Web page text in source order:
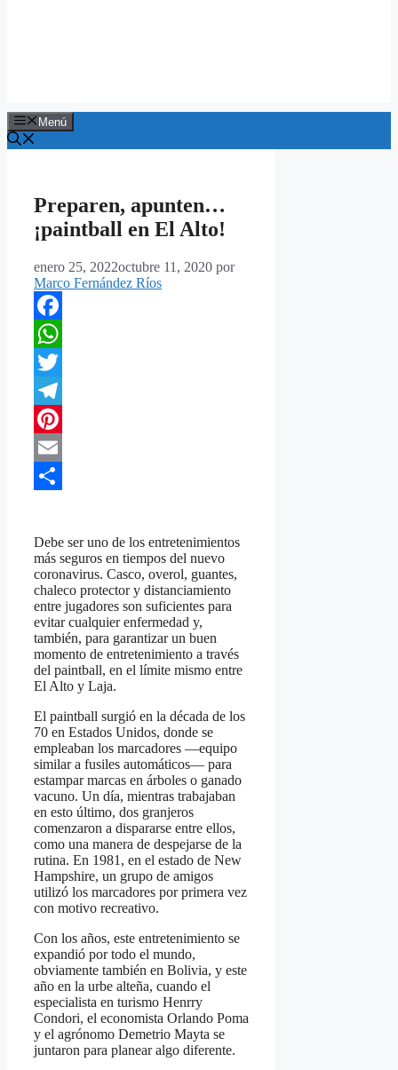
Menú
Preparen, apunten…
¡paintball en El Alto!
enero 25, 2022octubre 11, 2020 por
Marco Fernández Ríos
Facebook
WhatsApp
Twitter
Telegram
Pinterest
Email
Debe ser uno de los entretenimientos
más seguros en tiempos del nuevo
coronavirus. Casco, overol, guantes,
chaleco protector y distanciamiento
entre jugadores son suficientes para
evitar cualquier enfermedad y,
también, para garantizar un buen
momento de entretenimiento a través
del paintball, en el límite mismo entre
El Alto y Laja.
El paintball surgió en la década de los
70 en Estados Unidos, donde se
empleaban los marcadores —equipo
similar a fusiles automáticos— para
estampar marcas en árboles o ganado
vacuno. Un día, mientras trabajaban
en esto último, dos granjeros
comenzaron a dispararse entre ellos,
como una manera de despejarse de la
rutina. En 1981, en el estado de New
Hampshire, un grupo de amigos
utilizó los marcadores por primera vez
con motivo recreativo.
Con los años, este entretenimiento se
expandió por todo el mundo,
obviamente también en Bolivia, y este
año en la urbe alteña, cuando el
especialista en turismo Henrry
Condori, el economista Orlando Poma
y el agrónomo Demetrio Mayta se
juntaron para planear algo diferente.